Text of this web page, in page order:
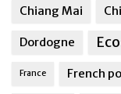
Chiang Mai
Dordogne
France French